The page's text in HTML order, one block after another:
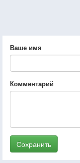
Ваше имя
Комментарий
Сохранить